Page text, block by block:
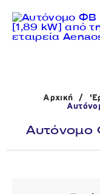
Αρχική /
Αυτόνομο